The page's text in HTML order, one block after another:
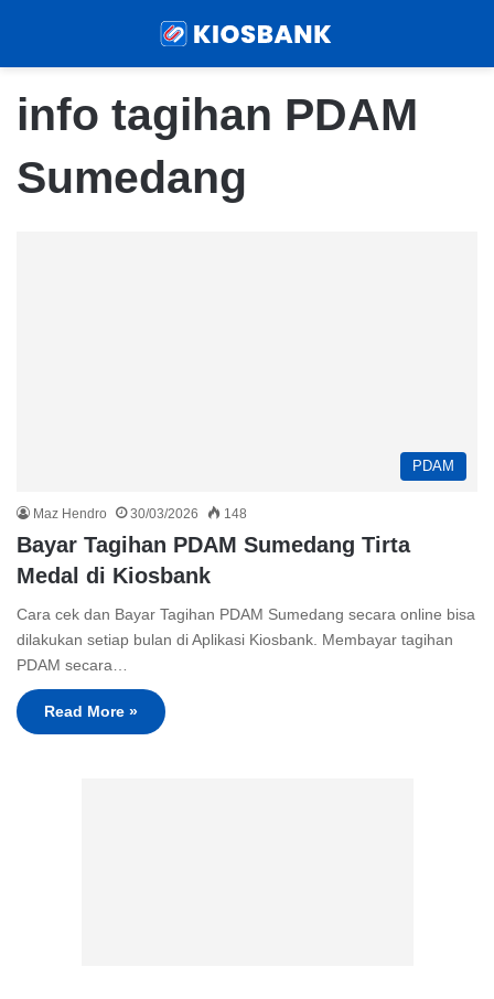
info tagihan PDAM
Sumedang
PDAM
Maz Hendro 30/03/2026 148
Bayar Tagihan PDAM Sumedang Tirta
Medal di Kiosbank
Cara cek dan Bayar Tagihan PDAM Sumedang secara online bisa
dilakukan setiap bulan di Aplikasi Kiosbank. Membayar tagihan
PDAM secara…
Read More »